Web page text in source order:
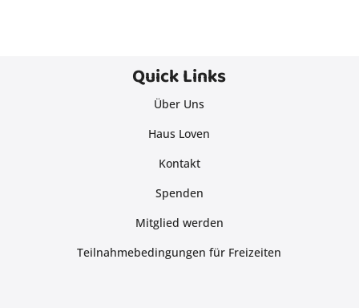
Quick Links
Über Uns
Haus Loven
Kontakt
Spenden
Mitglied werden
Teilnahmebedingungen für Freizeiten